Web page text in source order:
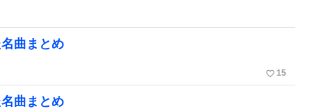
曲まとめ
favorite_border 15
曲まとめ